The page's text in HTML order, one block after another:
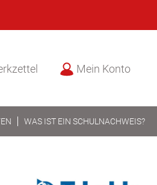
Mein Konto
WAS IST EIN SCHULNACHWEIS?